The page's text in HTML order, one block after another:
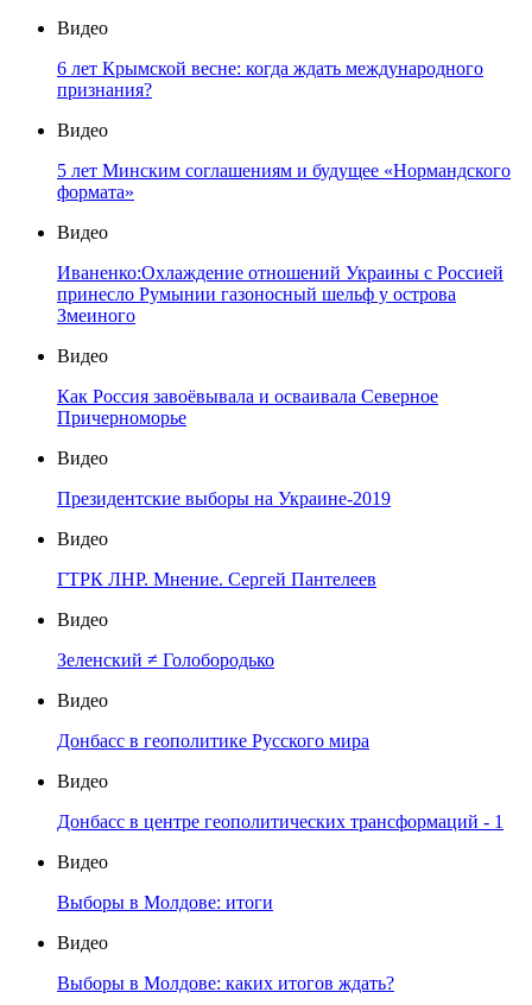
Видео
6 лет Крымской весне: когда ждать международного
признания?
Видео
5 лет Минским соглашениям и будущее «Нормандского
формата»
Видео
Иваненко:Охлаждение отношений Украины с Россией
принесло Румынии газоносный шельф у острова
Змеиного
Видео
Как Россия завоёвывала и осваивала Северное
Причерноморье
Видео
Президентские выборы на Украине-2019
Видео
ГТРК ЛНР. Мнение. Сергей Пантелеев
Видео
Зеленский ≠ Голобородько
Видео
Донбасс в геополитике Русского мира
Видео
Донбасс в центре геополитических трансформаций - 1
Видео
Выборы в Молдове: итоги
Видео
Выборы в Молдове: каких итогов ждать?